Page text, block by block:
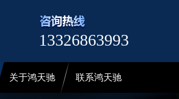
13326863993
关于鸿天驰 联系鸿天驰